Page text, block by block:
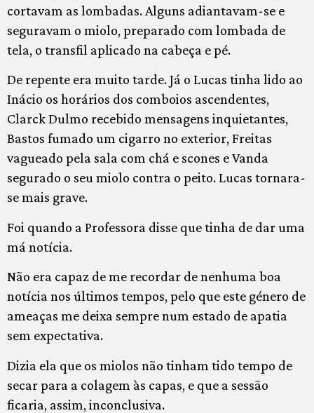
cortavam as lombadas. Alguns adiantavam-se e
seguravam o miolo, preparado com lombada de
tela, o transfil aplicado na cabeça e pé.
De repente era muito tarde. Já o Lucas tinha lido ao
Inácio os horários dos comboios ascendentes,
Clarck Dulmo recebido mensagens inquietantes,
Bastos fumado um cigarro no exterior, Freitas
vagueado pela sala com chá e scones e Vanda
segurado o seu miolo contra o peito. Lucas tornara-
se mais grave.
Foi quando a Professora disse que tinha de dar uma
má notícia.
Não era capaz de me recordar de nenhuma boa
notícia nos últimos tempos, pelo que este género de
ameaças me deixa sempre num estado de apatia
sem expectativa.
Dizia ela que os miolos não tinham tido tempo de
secar para a colagem às capas, e que a sessão
ficaria, assim, inconclusiva.